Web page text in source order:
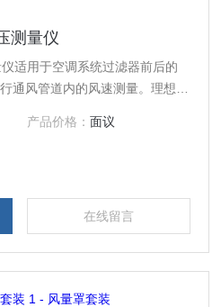
测量仪
适用于空调系统过滤器前后的
通风管道内的风速测量。理想用
产品价格： 面议
在线留言